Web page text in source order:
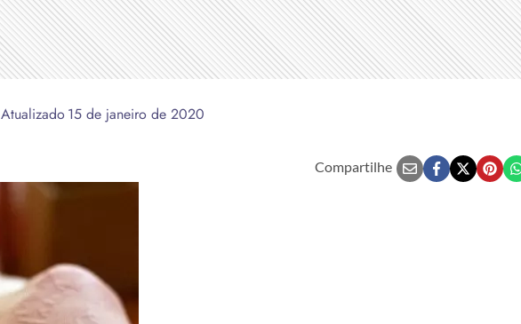
Atualizado15 de janeiro de 2020
Compartilhe